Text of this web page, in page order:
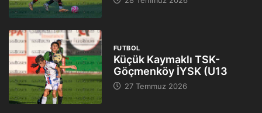
FUTBOL
Küçük Kaymaklı TSK-
Göçmenköy İYSK (U13
27 Temmuz 2026